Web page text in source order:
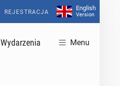
REJESTRACJA
English
Version
Wydarzenia Menu